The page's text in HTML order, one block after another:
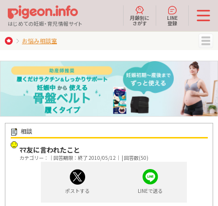
はじめての妊娠・育児情報サイト
月齢別に
さがす
LINE
登録
お悩み相談室
相談
ﾏﾏ友に言われたこと
カテゴリー：｜回答期限：終了 2010/05/12｜ | 回答数(50)
ポストする LINEで送る